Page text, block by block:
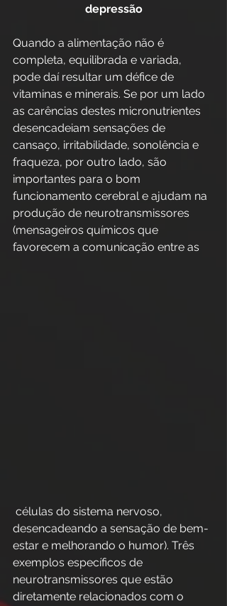
depressão
Quando a alimentação não é
completa, equilibrada e variada,
pode daí resultar um défice de
vitaminas e minerais. Se por um lado
as carências destes micronutrientes
desencadeiam sensações de
cansaço, irritabilidade, sonolência e
fraqueza, por outro lado, são
importantes para o bom
funcionamento cerebral e ajudam na
produção de neurotransmissores
(mensageiros químicos que
favorecem a comunicação entre as
desencadeando a sensação de bem-
estar e melhorando o humor). Três
exemplos específicos de
neurotransmissores que estão
diretamente relacionados com o